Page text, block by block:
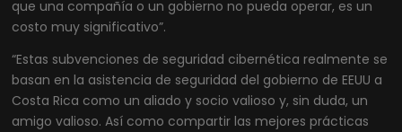
que una compañía o un gobierno no pueda operar, es un
costo muy significativo”.
“Estas subvenciones de seguridad cibernética realmente se
basan en la asistencia de seguridad del gobierno de EEUU a
Costa Rica como un aliado y socio valioso y, sin duda, un
amigo valioso. Así como compartir las mejores prácticas